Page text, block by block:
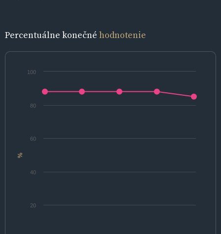
Percentuálne konečné hodnotenie
%
20
40
60
80
100